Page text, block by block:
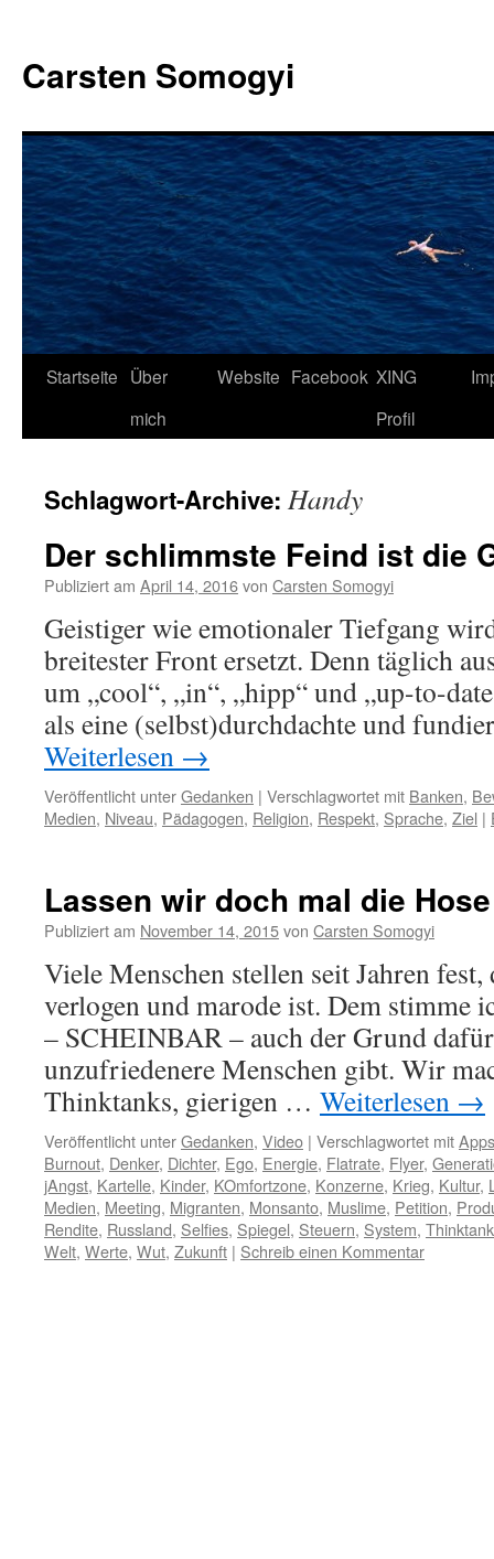
Carsten Somogyi
Zum
Startseite Über
mich
Website Facebook XING
Profil
Schlagwort-Archive: Handy
Der schlimmste Feind ist die
Publiziert am April 14, 2016von Carsten Somogyi
Geistiger wie emotionaler Tiefgang
breitester Front ersetzt. Denn täglich
um „cool“, „in“, „hipp“ und „up-to-
als eine (selbst)durchdachte und
Weiterlesen →
Veröffentlicht unterGedanken | Verschlagwortet mit Banken,
Medien, Niveau, Pädagogen, Religion, Respekt, Sprache, Ziel |
Lassen wir doch mal die
Publiziert am November 14, 2015von Carsten Somogyi
Viele Menschen stellen seit Jahren fest,
verlogen und marode ist. Dem stimme
– SCHEINBAR – auch der Grund
unzufriedenere Menschen gibt. Wir
Thinktanks, gierigen … Weiterlesen →
Veröffentlicht unterGedanken, Video | Verschlagwortet mitApps
Burnout, Denker, Dichter, Ego, Energie, Flatrate, Flyer,
jAngst, Kartelle, Kinder, KOmfortzone, Konzerne, Krieg, Kultur,
Medien, Meeting, Migranten, Monsanto, Muslime, Petition,
Rendite, Russland, Selfies, Spiegel, Steuern, System,
Welt, Werte, Wut, Zukunft | Schreib einen Kommentar